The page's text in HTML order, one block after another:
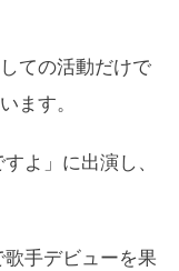
ての活動だけで
ます。
よ」に出演し、
手デビューを果